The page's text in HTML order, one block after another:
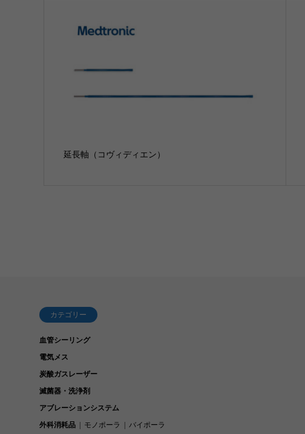
延長軸（コヴィディエン）
カテゴリー
血管シーリング
電気メス
炭酸ガスレーザー
滅菌器・洗浄剤
アブレーションシステム
外科消耗品
モノポーラ バイポーラ